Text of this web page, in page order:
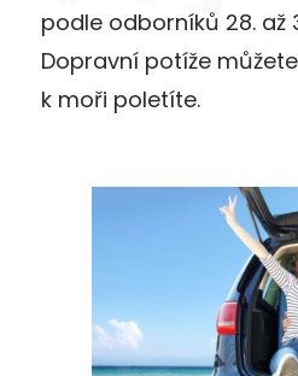
podle odborníků 28. až
Dopravní potíže
k moři poletíte.